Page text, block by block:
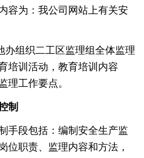
容为：我公司网站上有关安
办组织二工区监理组全体监理
培训活动，教育培训内容
理工作要点。
制
手段包括：编制安全生产监
位职责、监理内容和方法，